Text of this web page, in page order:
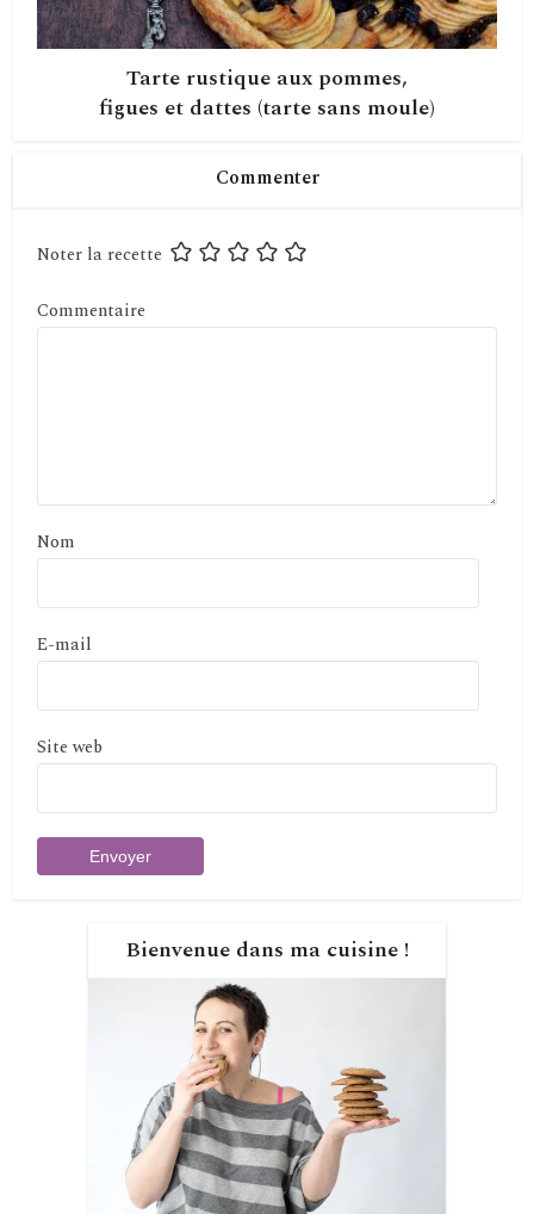
Tarte rustique aux pommes,
figues et dattes (tarte sans moule)
Commenter
Noter la recette
Commentaire
Nom
E-mail
Site web
Bienvenue dans ma cuisine !